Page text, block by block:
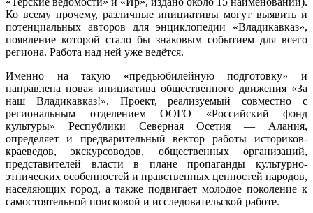
Ко всему прочему, различные инициативы могут выявить и
потенциальных авторов для энциклопедии «Владикавказ»,
появление которой стало бы знаковым событием для всего
региона. Работа над ней уже ведётся.
Именно на такую «предъюбилейную подготовку» и
направлена новая инициатива общественного движения «За
наш Владикавказ!». Проект, реализуемый совместно с
региональным отделением ООГО «Российский фонд
культуры» Республики Северная Осетия — Алания,
определяет и предварительный вектор работы историков-
краеведов, экскурсоводов, общественных организаций,
представителей власти в плане пропаганды культурно-
этнических особенностей и нравственных ценностей народов,
населяющих город, а также подвигает молодое поколение к
самостоятельной поисковой и исследовательской работе.